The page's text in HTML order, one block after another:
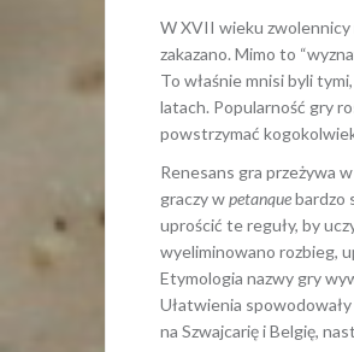
W XVII wieku zwolennicy
zakazano. Mimo to
To właśnie mnisi byli
latach. Popularność gry
powstrzymać
Renesans gra przeżywa
graczy wpetanquebardzo
uprościć te reguły, by
wyeliminowano rozbieg,
Etymologia nazwy gry
Ułatwienia
na Szwajcarię i Belgię,